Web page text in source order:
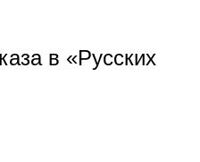
в «Русских